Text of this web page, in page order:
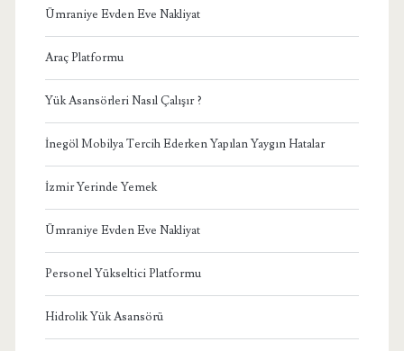
Ümraniye Evden Eve Nakliyat
Araç Platformu
Yük Asansörleri Nasıl Çalışır ?
İnegöl Mobilya Tercih Ederken Yapılan Yaygın Hatalar
İzmir Yerinde Yemek
Ümraniye Evden Eve Nakliyat
Personel Yükseltici Platformu
Hidrolik Yük Asansörü